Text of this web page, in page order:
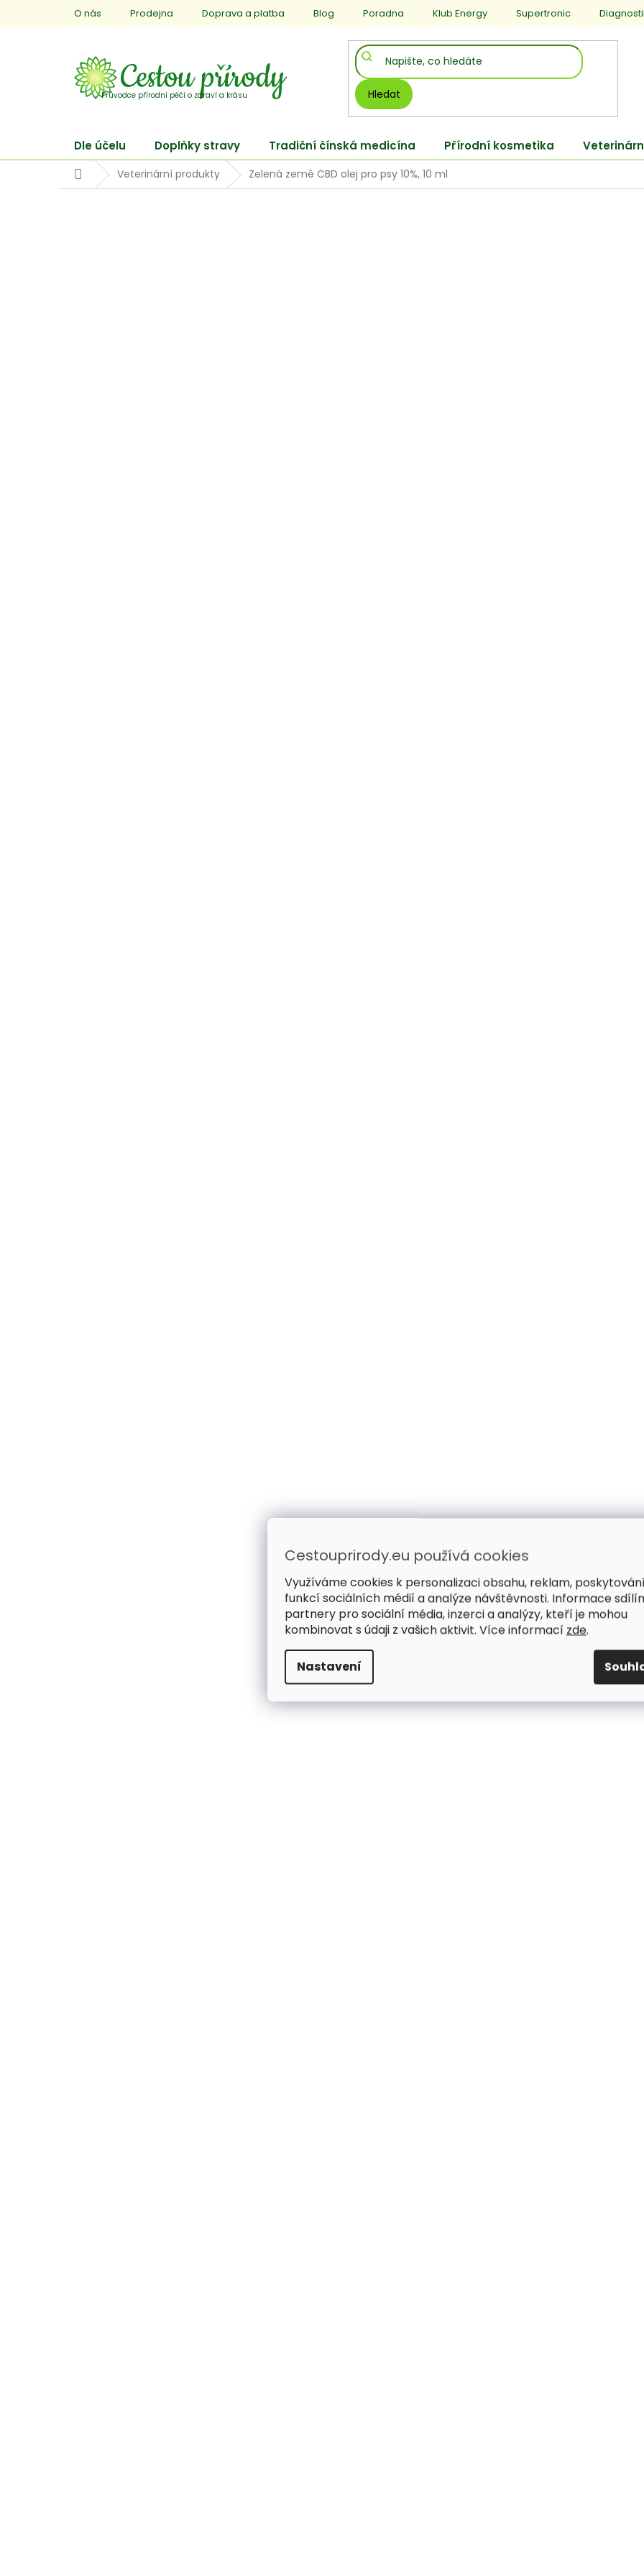
Cestouprirody.eu používá cookies
Využíváme cookies k personalizaci obsahu, reklam,
funkcí sociálních médií a analýze návštěvnosti. Informace
partnery pro sociální média, inzerci a analýzy, kteří je mohou
kombinovat s údaji z vašich aktivit. Více informací zde.
Nastavení
O nás Prodejna Doprava a platba Blog Poradna Klub Energy Supertronic
Hledat
Dle účelu Doplňky stravy Tradiční čínská medicína Přírodní kosmetika
DomůVeterinární produkty Zelená země CBD olej pro psy 10%, 10 ml